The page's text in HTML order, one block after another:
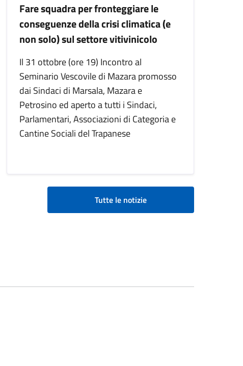
Fare squadra per fronteggiare le
conseguenze della crisi climatica (e
non solo) sul settore vitivinicolo
Il 31 ottobre (ore 19) Incontro al
Seminario Vescovile di Mazara promosso
dai Sindaci di Marsala, Mazara e
Petrosino ed aperto a tutti i Sindaci,
Parlamentari, Associazioni di Categoria e
Cantine Sociali del Trapanese
Tutte le notizie